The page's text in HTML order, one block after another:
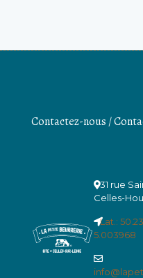
Contactez-nous /
31 rue
Celles-
Lat.:
5.003968